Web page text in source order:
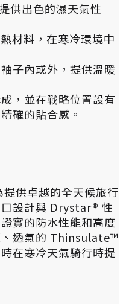
供出色的濕天氣性
材料，在寒冷環境中
子內或外，提供溫暖
，並在戰略位置設有
確的貼合感。
供卓越的全天候旅行
設計與 Drystar® 性
實的防水性能和高度
、透氣的 Thinsulate™
在寒冷天氣騎行時提